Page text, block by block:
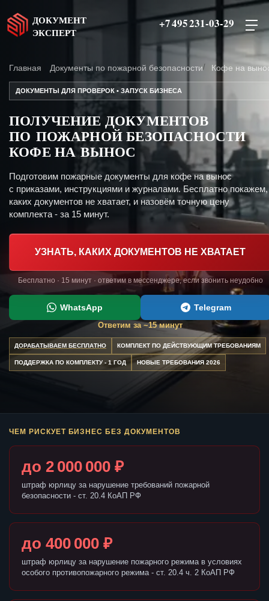
ДОКУМЕНТ
ЭКСПЕРТ
+7 495 231-03-29
Главная Документы по пожарной безопасности Кофе на
ДОКУМЕНТЫ ДЛЯ ПРОВЕРОК • ЗАПУСК БИЗНЕСА
ПОЛУЧЕНИЕ ДОКУМЕНТОВ
ПО ПОЖАРНОЙ БЕЗОПАСНОСТИ
КОФЕ НА ВЫНОС
Подготовим пожарные документы для кофе на вынос
с приказами, инструкциями и журналами. Бесплатно покажем,
каких документов не хватает, и назовём точную цену
комплекта - за 15 минут.
УЗНАТЬ, КАКИХ ДОКУМЕНТОВ НЕ ХВАТАЕТ
Бесплатно · 15 минут · ответим в мессенджере, если звонить неудобно
WhatsApp Telegram
Ответим за ~15 минут
ДОРАБАТЫВАЕМ БЕСПЛАТНО КОМПЛЕКТ ПО ДЕЙСТВУЮЩИМ ТРЕБОВАНИЯМ
ПОДДЕРЖКА ПО КОМПЛЕКТУ - 1 ГОД НОВЫЕ ТРЕБОВАНИЯ 2026
ЧЕМ РИСКУЕТ БИЗНЕС БЕЗ ДОКУМЕНТОВ
до 2 000 000 ₽
штраф юрлицу за нарушение требований пожарной
безопасности - ст. 20.4 КоАП РФ
до 400 000 ₽
штраф юрлицу за нарушение пожарного режима в условиях
особого противопожарного режима - ст. 20.4 ч. 2 КоАП РФ